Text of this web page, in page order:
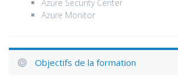
Azure Security Center
Azure Monitor
Objectifs de la formation